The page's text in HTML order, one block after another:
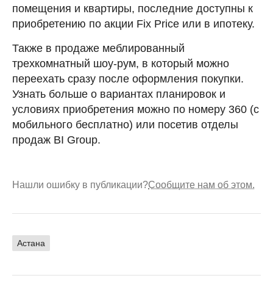
помещения и квартиры, последние доступны к
приобретению по акции Fix Price или в ипотеку.
Также в продаже меблированный
трехкомнатный шоу-рум, в который можно
переехать сразу после оформления покупки.
Узнать больше о вариантах планировок и
условиях приобретения можно по номеру 360 (с
мобильного бесплатно) или посетив отделы
продаж BI Group.
Нашли ошибку в публикации?Сообщите нам об этом.
Астана